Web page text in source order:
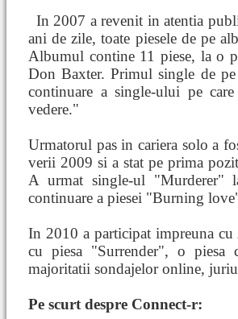
In 2007 arevenit in atentia
ani de zile, toate piesele de pe
Albumul contine 11 piese, la o
Don Baxter. Primul single de
continuare a single-ului pe
vedere."
Urmatorul pas in cariera solo a
verii 2009 si a stat pe prima
A urmat single-ul "Murderer"
continuare a piesei "Burning
In 2010 a participat impreuna
cu piesa "Surrender", o piesa
majoritatii sondajelor online,
Pe scurt despre Connect-r: